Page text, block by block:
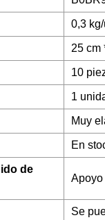
0,3
25 cm
10
1
Muy
En
de
Apoyo
Se